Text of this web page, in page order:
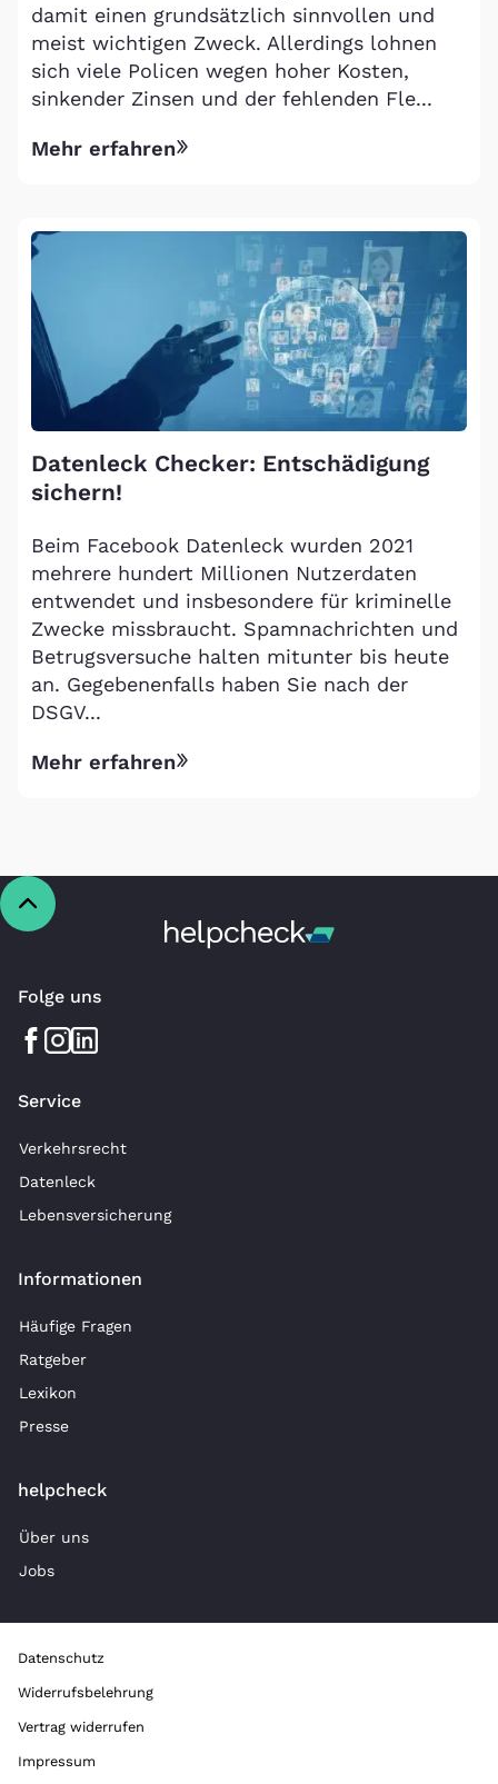
damit einen grundsätzlich sinnvollen und
meist wichtigen Zweck. Allerdings lohnen
sich viele Policen wegen hoher Kosten,
sinkender Zinsen und der fehlenden Fle...
Mehr erfahren
Datenleck Checker: Entschädigung
sichern!
Beim Facebook Datenleck wurden 2021
mehrere hundert Millionen Nutzerdaten
entwendet und insbesondere für kriminelle
Zwecke missbraucht. Spamnachrichten und
Betrugsversuche halten mitunter bis heute
an. Gegebenenfalls haben Sie nach der
DSGV...
Mehr erfahren
Folge uns
Service
Verkehrsrecht
Datenleck
Lebensversicherung
Informationen
Häufige Fragen
Ratgeber
Lexikon
Presse
helpcheck
Über uns
Jobs
Datenschutz
Widerrufsbelehrung
Vertrag widerrufen
Impressum